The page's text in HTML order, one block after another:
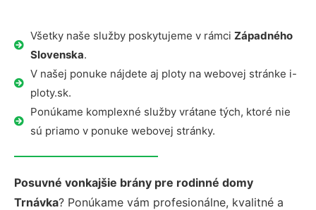
Všetky naše služby poskytujeme v rámci Západného
Slovenska.
V našej ponuke nájdete aj ploty na webovej stránke i-
ploty.sk.
Ponúkame komplexné služby vrátane tých, ktoré nie
sú priamo v ponuke webovej stránky.
Posuvné vonkajšie brány pre rodinné domy
Trnávka? Ponúkame vám profesionálne, kvalitné a